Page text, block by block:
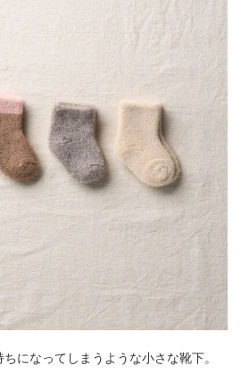
になってしまうような小さな靴下。